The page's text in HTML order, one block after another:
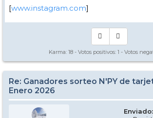
[www.instagram.com]
Karma: 18 - Votos positivos: 1 - Votos
Re: Ganadores sorteo N'PY de
Enero 2026